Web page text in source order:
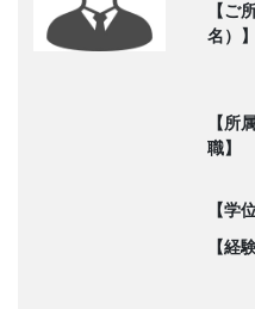
【ご
名）】
【所
職】
【学
【経験